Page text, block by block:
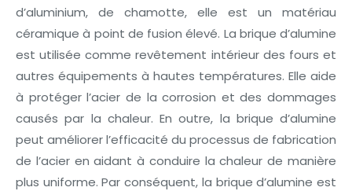
d’aluminium, de chamotte, elle est un matériau
céramique à point de fusion élevé. La brique d’alumine
est utilisée comme revêtement intérieur des fours et
autres équipements à hautes températures. Elle aide
à protéger l’acier de la corrosion et des dommages
causés par la chaleur. En outre, la brique d’alumine
peut améliorer l’efficacité du processus de fabrication
de l’acier en aidant à conduire la chaleur de manière
plus uniforme. Par conséquent, la brique d’alumine est